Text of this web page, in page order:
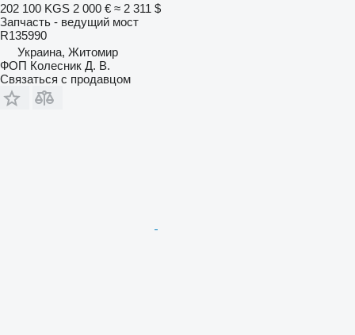
202 100 KGS 2 000 € ≈ 2 311 $
Запчасть - ведущий мост
R135990
Украина, Житомир
ФОП Колесник Д. В.
Связаться с продавцом